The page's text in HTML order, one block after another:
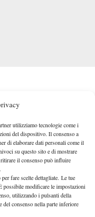
utilizziamo tecnologie come i
del dispositivo. Il consenso a
di elaborare dati personali come il
su questo sito e di mostrare
il consenso può influire
fare scelte dettagliate. Le tue
possibile modificare le impostazioni
utilizzando i pulsanti della
consenso nella parte inferiore
messo in campo tre
stata shock: parziale 12
sul 3-0. L’azzurro
quinto che nel nono
di break, capitolando
seconda frazione, in cui
tenuto il servizio, senza
eccezione è stata il
il break che si è rivelato